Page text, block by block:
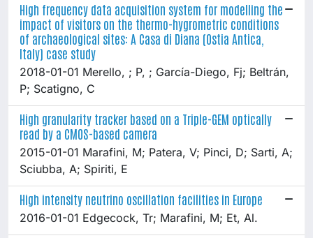
High frequency data acquisition system for modelling the
impact of visitors on the thermo-hygrometric conditions
of archaeological sites: A Casa di Diana (Ostia Antica,
Italy) case study
2018-01-01 Merello, ; P, ; García-Diego, Fj; Beltrán,
P; Scatigno, C
High granularity tracker based on a Triple-GEM optically
read by a CMOS-based camera
2015-01-01 Marafini, M; Patera, V; Pinci, D; Sarti, A;
Sciubba, A; Spiriti, E
High intensity neutrino oscillation facilities in Europe
2016-01-01 Edgecock, Tr; Marafini, M; Et, Al.